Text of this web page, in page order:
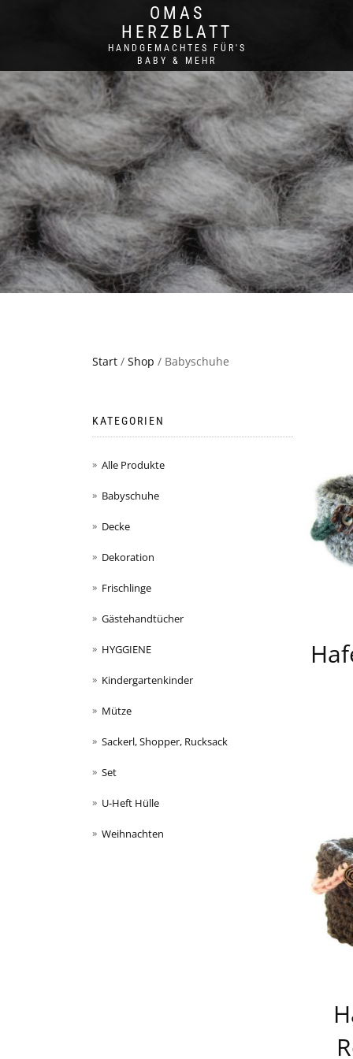
OMAS
HERZBLATT
HANDGEMACHTES FÜR'S
BABY & MEHR
Start / Shop / Babyschuhe
KATEGORIEN
Alle Produkte
Babyschuhe
Decke
Dekoration
Frischlinge
Gästehandtücher
HYGGIENE
Kindergartenkinder
Mütze
Sackerl, Shopper, Rucksack
Set
U-Heft Hülle
Weihnachten